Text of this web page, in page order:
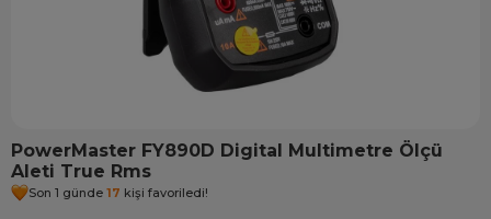
PowerMaster FY890D Digital Multimetre Ölçü
Aleti True Rms
Son 1 günde 17 kişi favoriledi!